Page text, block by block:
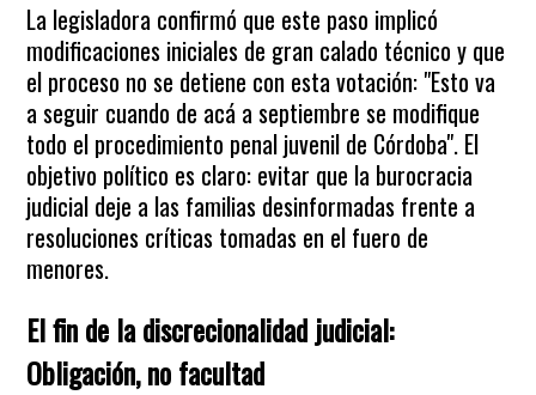
La legisladora confirmó que este paso implicó
modificaciones iniciales de gran calado técnico y que
el proceso no se detiene con esta votación: "Esto va
a seguir cuando de acá a septiembre se modifique
todo el procedimiento penal juvenil de Córdoba". El
objetivo político es claro: evitar que la burocracia
judicial deje a las familias desinformadas frente a
resoluciones críticas tomadas en el fuero de
menores.
El fin de la discrecionalidad judicial:
Obligación, no facultad